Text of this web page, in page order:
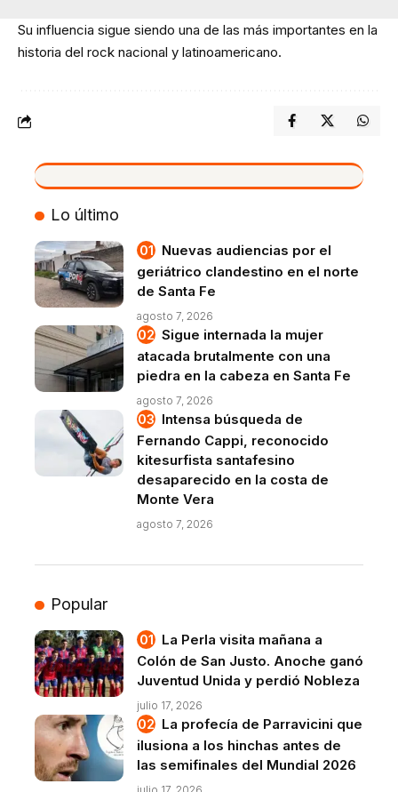
Su influencia sigue siendo una de las más importantes en la
historia del rock nacional y latinoamericano.
VIVO
Lo último
Nuevas audiencias por el
geriátrico clandestino en el norte
de Santa Fe
agosto 7, 2026
Sigue internada la mujer
atacada brutalmente con una
piedra en la cabeza en Santa Fe
agosto 7, 2026
Intensa búsqueda de
Fernando Cappi, reconocido
kitesurfista santafesino
desaparecido en la costa de
Monte Vera
agosto 7, 2026
Popular
La Perla visita mañana a
Colón de San Justo. Anoche ganó
Juventud Unida y perdió Nobleza
julio 17, 2026
La profecía de Parravicini que
ilusiona a los hinchas antes de
las semifinales del Mundial 2026